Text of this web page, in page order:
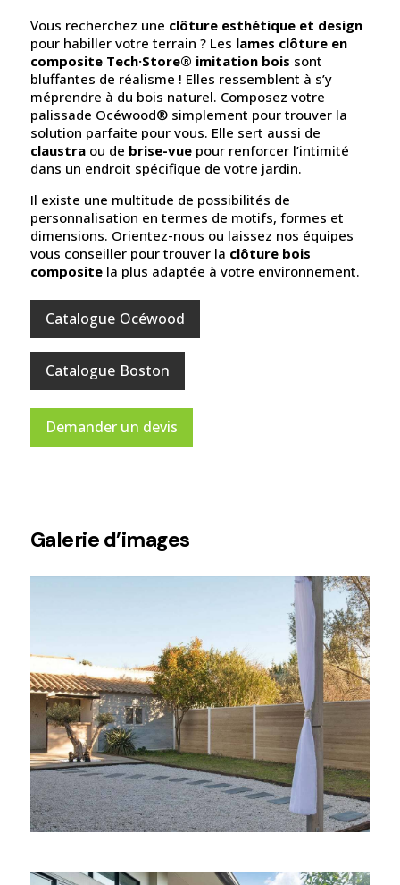
Vous recherchez une clôture esthétique et design
pour habiller votre terrain ? Les lames clôture en
composite Tech·Store® imitation bois sont
bluffantes de réalisme ! Elles ressemblent à s’y
méprendre à du bois naturel. Composez votre
palissade Océwood® simplement pour trouver la
solution parfaite pour vous. Elle sert aussi de
claustra ou de brise-vuepour renforcer l’intimité
dans un endroit spécifique de votre jardin.
Il existe une multitude de possibilités de
personnalisation en termes de motifs, formes et
dimensions. Orientez-nous ou laissez nos équipes
vous conseiller pour trouver la clôture bois
compositela plus adaptée à votre environnement.
Catalogue Océwood
Catalogue Boston
Demander un devis
Galerie d’images